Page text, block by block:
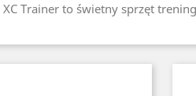
Trainer to świetny sprzęt